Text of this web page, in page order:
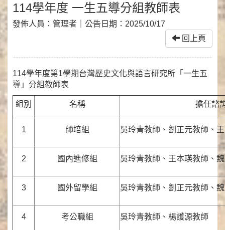
114學年度 一生五導分組教師表
發佈人員： 管理者 ｜公告日期： 2025/10/17
回上頁
114學年度第1學期台灣歷史文化與語言研究所­「一生五
導」分組教師表
組別 名稱 擔任諮
1 師培組 吳玲青教師、劉正元教師、
2 國內進修組 吳玲青教師、王本瑛教師、
3 國外留學組 吳玲青教師、劉正元教師、
4 考公職組 吳玲青教師、楊護源教師